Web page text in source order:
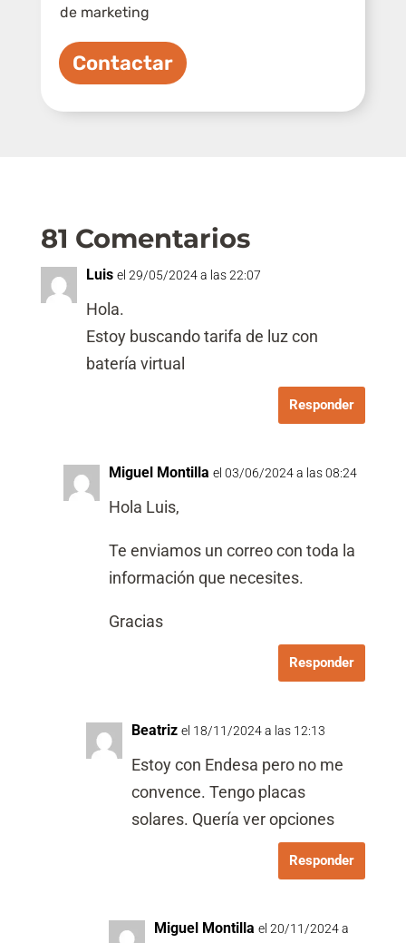
+
1
a
l
a
s
c
a
c
s
l
l
s
f
c
a
de marketing
Contactar
81 Comentarios
Luis el 29/05/2024 a las 22:07
Hola.
Estoy buscando tarifa de luz con
batería virtual
Responder
Miguel Montilla el 03/06/2024 a las 08:24
Hola Luis,
Te enviamos un correo con toda la
información que necesites.
Gracias
Responder
Beatriz el 18/11/2024 a las 12:13
Estoy con Endesa pero no me
convence. Tengo placas
solares. Quería ver opciones
Responder
Miguel Montilla el 20/11/2024 a